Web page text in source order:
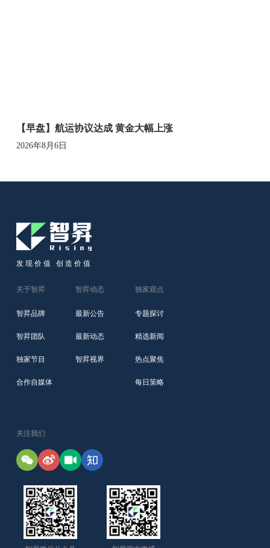
【早盘】航运协议达成 黄金大幅上涨
2026年8月6日
发现价值 创造价值
关于智昇
智昇品牌
智昇团队
独家节目
合作自媒体
智昇动态
最新公告
最新动态
智昇视界
独家观点
专题探讨
精选新闻
热点聚焦
每日策略
关注我们